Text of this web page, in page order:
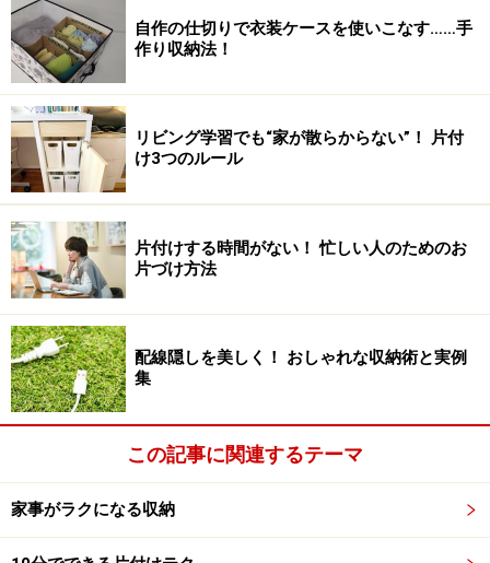
的なテーブルとも調和がとれています。
食事のときによく使う調味料は、トレイやカゴを使ったレス
トラン方式で
出してあるからこそ片付くスタイルへ切り
替え
テレビ台にリモコンを戻すのをやめて、ソファの脇にあるポ
ケットに入れる
マガジンラックはテーブルに向かっている時に振り向いた位
置に。古民家のインテリアに溶け込む、色と質感にこだわっ
た道具選び
家族と一緒に家で過ごす時間が増えたことにより、リビ
自作の仕切りで衣装ケースを使いこなす……手
作り収納法！
リビング学習でも“家が散らからない”！ 片付
け3つのルール
片付けする時間がない！ 忙しい人のためのお
片づけ方法
配線隠しを美しく！ おしゃれな収納術と実例
集
この記事に関連するテーマ
家事がラクになる収納